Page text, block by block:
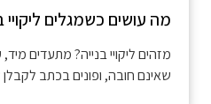
מה עושים כשמגלים ליקויי
מזהים ליקויי בנייה? מתעדים
שאינם חובה, ופונים בכתב